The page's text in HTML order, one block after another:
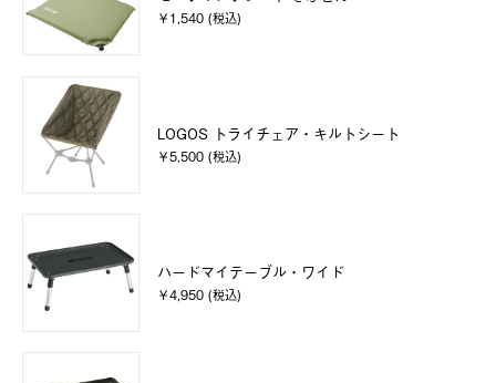
￥1,540 (税込)
LOGOS トライチェア・キルトシート
￥5,500 (税込)
ハードマイテーブル・ワイド
￥4,950 (税込)